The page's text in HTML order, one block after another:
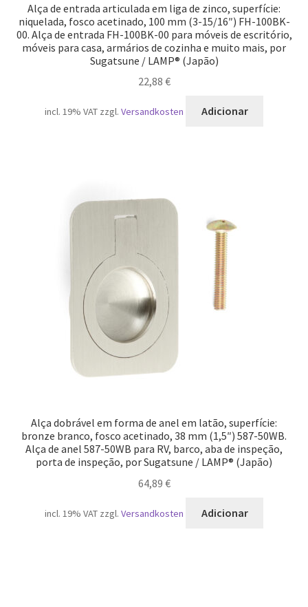
Alça de entrada articulada em liga de zinco, superfície:
niquelada, fosco acetinado, 100 mm (3-15/16″) FH-100BK-
00. Alça de entrada FH-100BK-00 para móveis de escritório,
móveis para casa, armários de cozinha e muito mais, por
Sugatsune / LAMP® (Japão)
22,88 €
incl. 19% VAT zzgl. Versandkosten Adicionar
Alça dobrável em forma de anel em latão, superfície:
bronze branco, fosco acetinado, 38 mm (1,5″) 587-50WB.
Alça de anel 587-50WB para RV, barco, aba de inspeção,
porta de inspeção, por Sugatsune / LAMP® (Japão)
64,89 €
incl. 19% VAT zzgl. Versandkosten Adicionar